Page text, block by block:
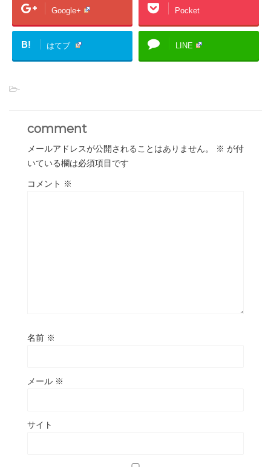
Google+ Pocket
B! はてブ LINE
-
comment
メールアドレスが公開されることはありません。 ※ が付
いている欄は必須項目です
コメント ※
名前 ※
メール ※
サイト